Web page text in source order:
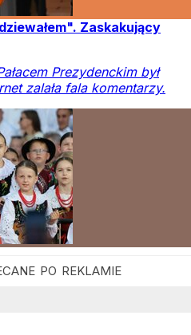
Zaskakujący
Prezydenckim był
zalała fala komentarzy.